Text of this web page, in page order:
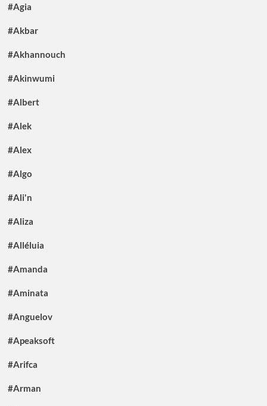
#Agia
#Akbar
#Akhannouch
#Akinwumi
#Albert
#Alek
#Alex
#Algo
#Ali'n
#Aliza
#Alléluia
#Amanda
#Aminata
#Anguelov
#Apeaksoft
#Arifca
#Arman